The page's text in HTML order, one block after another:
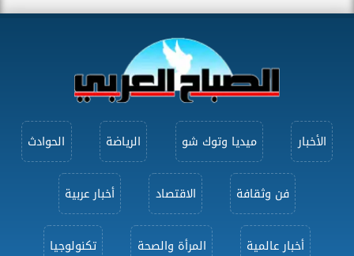
الأخبار ميديا وتوك شو الرياضة الحوادث
فن وثقافة الاقتصاد أخبار عربية
أخبار عالمية المرأة والصحة تكنولوجيا